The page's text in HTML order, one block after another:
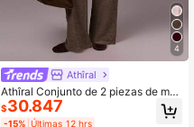
4
Athîral
Athîral Conjunto de 2 piezas de muj
er con cárdigan corto de unicolor y
pantalones de punto, para otoño/in
$30.847
-15% Últimas 12 hrs